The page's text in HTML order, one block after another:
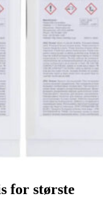
for største